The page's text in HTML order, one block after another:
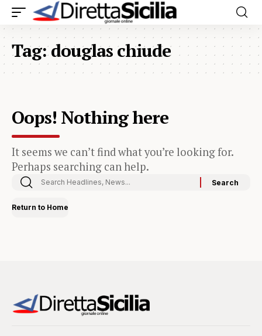
Tag:douglas chiude
Oops! Nothing here
It seems we can’t find what you’re looking for.
Perhaps searching can help.
Return to Home